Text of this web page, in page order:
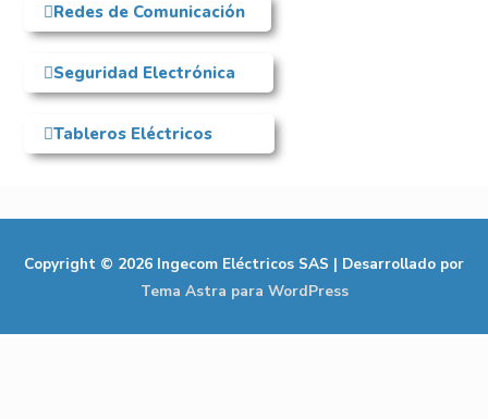
Redes de Comunicación
Seguridad Electrónica
Tableros Eléctricos
Copyright © 2026 Ingecom Eléctricos SAS | Desarrollado por
Tema Astra para WordPress